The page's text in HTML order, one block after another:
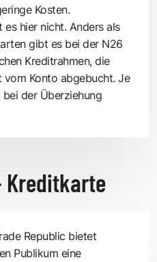
Kosten.
es hier nicht. Anders als
gibt es bei der N26
Kreditrahmen, die
vom Konto abgebucht. Je
der Überziehung
Kreditkarte
Republic bietet
Publikum eine